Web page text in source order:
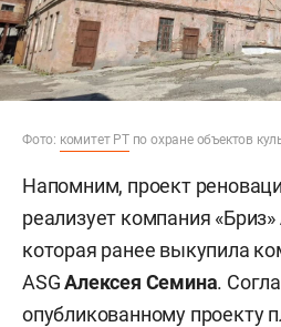
Фото: комитет РТпо охране объектов
Напомним, проект
реализует компания «Бриз»
которая ранее выкупила
ASGАлексея Семина.
опубликованному проекту